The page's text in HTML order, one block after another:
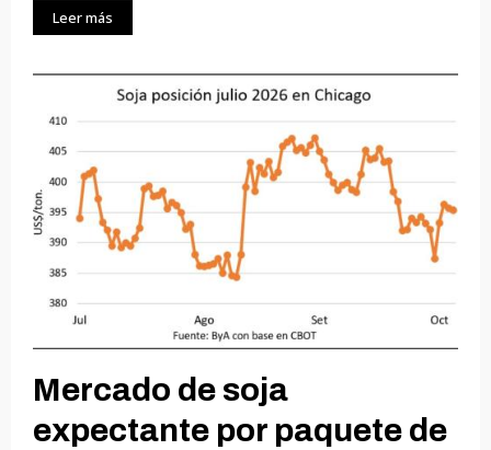
Leer más
Mercado de soja
expectante por paquete de